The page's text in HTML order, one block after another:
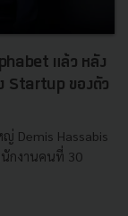
แล้ว หลัง
Startup ของตัว
Demis Hassabis
นักงานคนที่ 30